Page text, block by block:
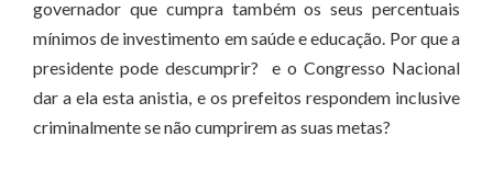
governador que cumpra também os seus percentuais
mínimos de investimento em saúde e educação. Por que a
presidente pode descumprir? e o Congresso Nacional
dar a ela esta anistia, e os prefeitos respondem inclusive
criminalmente se não cumprirem as suas metas?